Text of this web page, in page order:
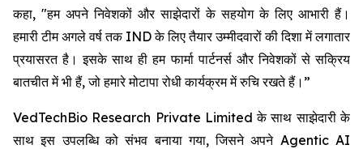
कहा, "हम अपने निवेशकों और साझेदारों के सहयोग के लिए आभारी हैं।
हमारी टीम अगले वर्ष तक IND के लिए तैयार उम्मीदवारों की दिशा में लगातार
प्रयासरत है। इसके साथ ही हम फार्मा पार्टनर्स और निवेशकों से सक्रिय
बातचीत में भी हैं, जो हमारे मोटापा रोधी कार्यक्रम में रुचि रखते हैं।”
VedTechBio Research Private Limited के साथ साझेदारी के
साथ इस उपलब्धि को संभव बनाया गया, जिसने अपने Agentic AI